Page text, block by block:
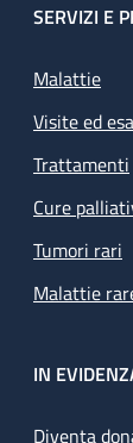
SERVIZI E
Malattie
Visite ed
Trattamenti
Cure
Tumori rari
Malattie
IN
Diventa